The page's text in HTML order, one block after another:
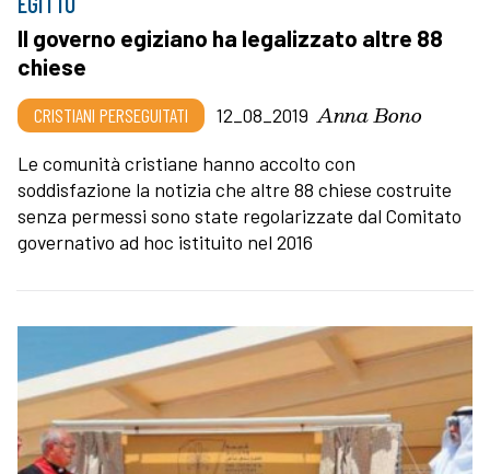
Il governo egiziano ha legalizzato altre 88
chiese
CRISTIANI PERSEGUITATI 12_08_2019 Anna Bono
Le comunità cristiane hanno accolto con
soddisfazione la notizia che altre 88 chiese costruite
senza permessi sono state regolarizzate dal Comitato
governativo ad hoc istituito nel 2016